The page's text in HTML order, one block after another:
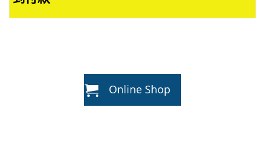
Online Shop